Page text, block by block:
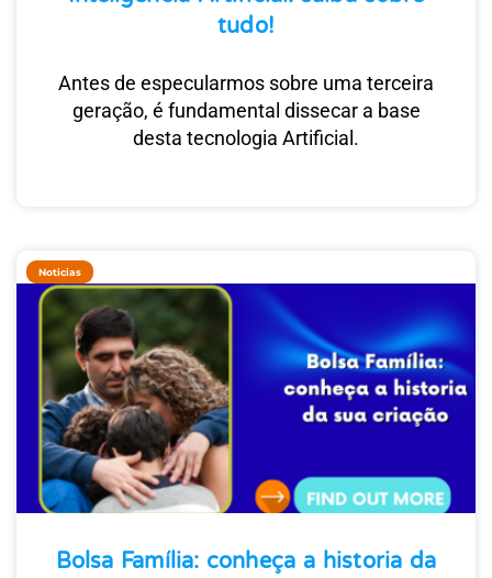
tudo!
Antes de especularmos sobre uma terceira
geração, é fundamental dissecar a base
desta tecnologia Artificial.
Noticias
Bolsa Família: conheça a historia da